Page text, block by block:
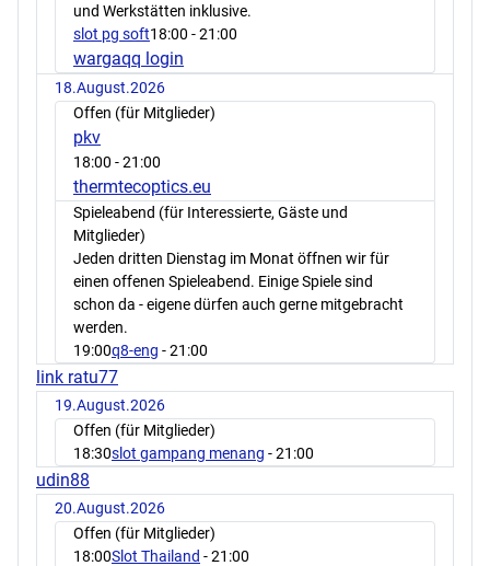
und Werkstätten inklusive.
slot pg soft18:00 - 21:00
wargaqq login
18.August.2026
Offen (für Mitglieder)
pkv
18:00 - 21:00
thermtecoptics.eu
Spieleabend (für Interessierte, Gäste und
Mitglieder)
Jeden dritten Dienstag im Monat öffnen wir für
einen offenen Spieleabend. Einige Spiele sind
schon da - eigene dürfen auch gerne mitgebracht
werden.
19:00q8-eng - 21:00
link ratu77
19.August.2026
Offen (für Mitglieder)
18:30slot gampang menang - 21:00
udin88
20.August.2026
Offen (für Mitglieder)
18:00Slot Thailand - 21:00